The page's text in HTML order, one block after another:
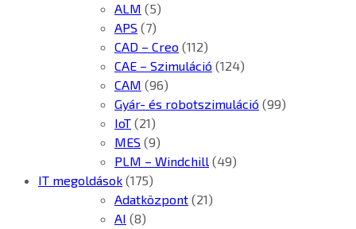
ALM (5)
APS (7)
CAD – Creo (112)
CAE – Szimuláció (124)
CAM (96)
Gyár- és robotszimuláció (99)
IoT (21)
MES (9)
PLM – Windchill (49)
IT megoldások (175)
Adatközpont (21)
AI (8)